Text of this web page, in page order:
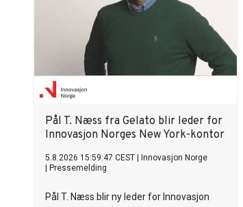
Pål T. Næss fra Gelato blir leder for
Innovasjon Norges New York-kontor
5.8.2026 15:59:47 CEST
Innovasjon Norge
Pressemelding
Pål T. Næss blir ny leder for Innovasjon